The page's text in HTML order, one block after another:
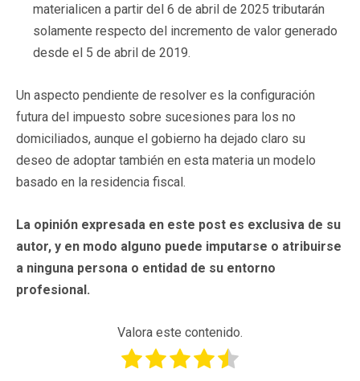
materialicen a partir del 6 de abril de 2025 tributarán
solamente respecto del incremento de valor generado
desde el 5 de abril de 2019.
Un aspecto pendiente de resolver es la configuración
futura del impuesto sobre sucesiones para los no
domiciliados, aunque el gobierno ha dejado claro su
deseo de adoptar también en esta materia un modelo
basado en la residencia fiscal.
La opinión expresada en este post es exclusiva de su
autor, y en modo alguno puede imputarse o atribuirse
a ninguna persona o entidad de su entorno
profesional.
Valora este contenido.